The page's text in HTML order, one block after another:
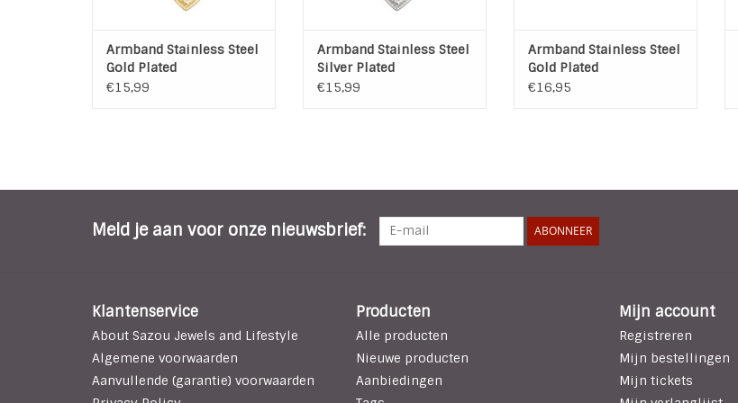
Armband Stainless Steel
Gold Plated
€15,99
Armband Stainless Steel
Silver Plated
€15,99
Armband Stainless Steel
Gold Plated
€16,95
Meld je aan voor onze nieuwsbrief: ABONNEER
Klantenservice
About Sazou Jewels and Lifestyle
Algemene voorwaarden
Aanvullende (garantie) voorwaarden
Producten
Alle producten
Nieuwe producten
Aanbiedingen
Mijn account
Registreren
Mijn bestellingen
Mijn tickets